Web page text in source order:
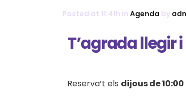
Posted at 11:41h in Agenda by
T’agrada llegir
Reserva’t els dijous de 10:00